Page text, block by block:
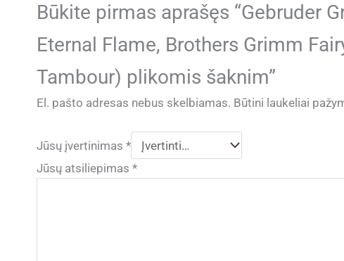
Būkite pirmas aprašęs “Gebruder
Eternal Flame, Brothers Grimm
Tambour) plikomis šaknim”
El. pašto adresas nebus skelbiamas. Būtini laukeliai
Jūsų įvertinimas *
Jūsų atsiliepimas *